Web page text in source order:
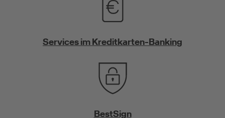
Services im Kreditkarten-Banking
BestSign